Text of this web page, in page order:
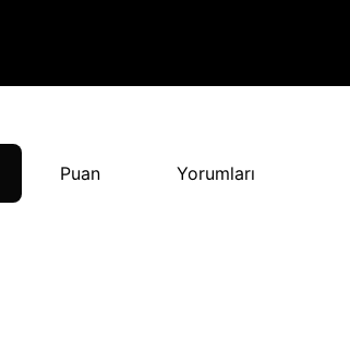
Puan Yorumları